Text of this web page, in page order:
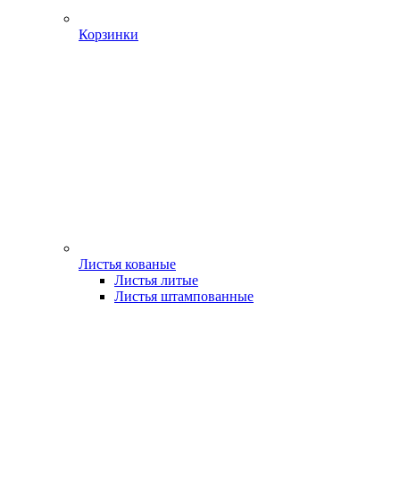
Корзинки
Листья кованые
Листья литые
Листья штампованные